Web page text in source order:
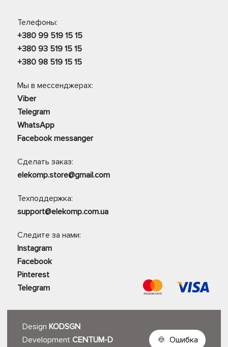
Телефоны:
+380 99 519 15 15
+380 93 519 15 15
+380 98 519 15 15
Мы в мессенджерах:
Viber
Telegram
WhatsApp
Facebook messanger
Сделать заказ:
elekomp.store@gmail.com
Техподдержка:
support@elekomp.com.ua
Следите за нами:
Instagram
Facebook
Pinterest
Telegram
Design KODSGN
Development CENTUM-D Ошибка